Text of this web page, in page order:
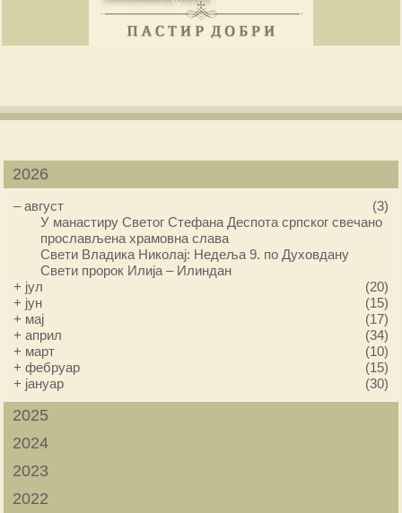
2026
–август
(3)
У манастиру Светог Стефана Деспота српског свечано
прослављена храмовна слава
Свети Владика Николај: Недеља 9. по Духовдану
Свети пророк Илија – Илиндан
+ јул
(20)
+ јун
(15)
+ мај
(17)
+април
(34)
+ март
(10)
+фебруар
(15)
+ јануар (30)
2025
2024
2023
2022